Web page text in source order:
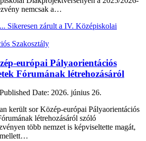
nemcsak a…
Sikeresen zárult a IV. Középiskolai
Szakosztály
európai Pályaorientációs
Fórumának létrehozásáról
Published Date: 2026. június 26.
került sor Közép-európai Pályaorientációs
létrehozásáról szóló
több nemzet is képviseltette magát,